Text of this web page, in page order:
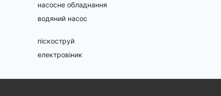
насосне обладнання
водяний насос
піскоструй
електровіник